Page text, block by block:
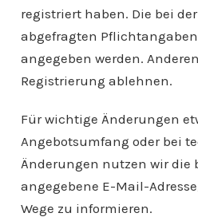
registriert haben. Die bei
abgefragten
angegeben werden.
Registrierung ablehnen.
Für wichtige Änderungen
Angebotsumfang oder bei
Änderungen nutzen wir die
angegebene E-Mail-
Wege zu informieren.